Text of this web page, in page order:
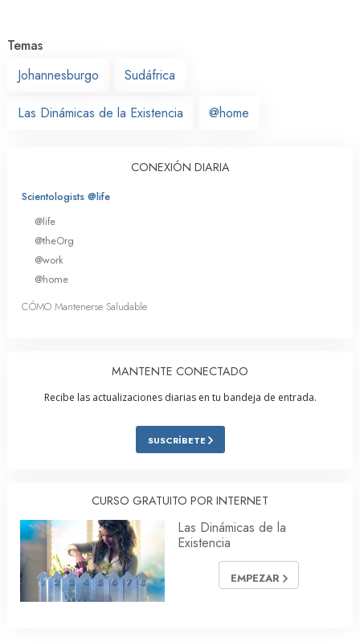
Temas
Johannesburgo
Sudáfrica
Las Dinámicas de la Existencia @home
CONEXIÓN DIARIA
Scientologists @life
@life
@theOrg
@work
@home
CÓMO Mantenerse Saludable
MANTENTE CONECTADO
Recibe las actualizaciones diarias en tu bandeja de entrada.
SUSCRÍBETE
CURSO GRATUITO POR INTERNET
Las Dinámicas de la
Existencia
EMPEZAR